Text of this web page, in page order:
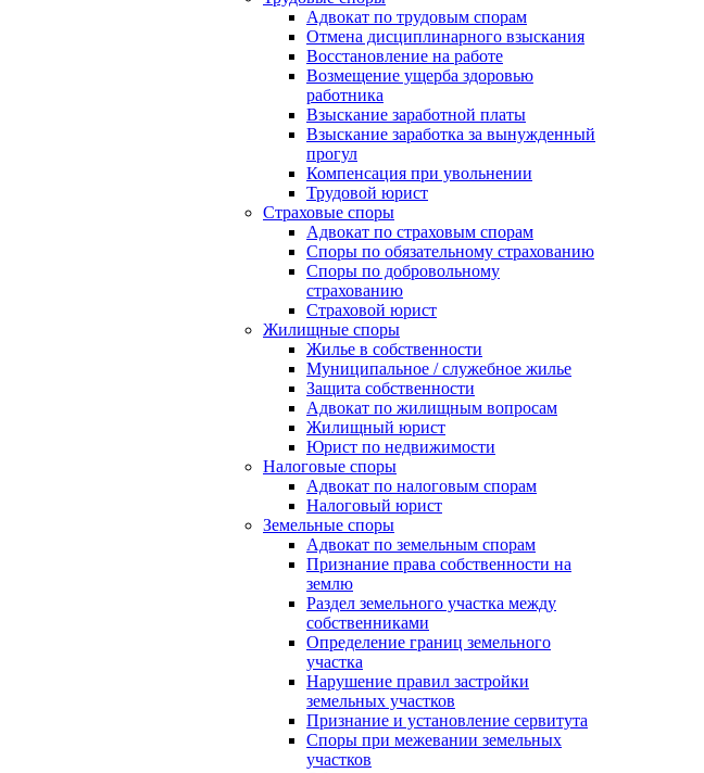
Адвокат по трудовым спорам
Отмена дисциплинарного взыскания
Восстановление на работе
Возмещение ущерба здоровью
работника
Взыскание заработной платы
Взыскание заработка за вынужденный
прогул
Компенсация при увольнении
Трудовой юрист
Страховые споры
Адвокат по страховым спорам
Споры по обязательному страхованию
Споры по добровольному
страхованию
Страховой юрист
Жилищные споры
Жилье в собственности
Муниципальное / служебное жилье
Защита собственности
Адвокат по жилищным вопросам
Жилищный юрист
Юрист по недвижимости
Налоговые споры
Адвокат по налоговым спорам
Налоговый юрист
Земельные споры
Адвокат по земельным спорам
Признание права собственности на
землю
Раздел земельного участка между
собственниками
Определение границ земельного
участка
Нарушение правил застройки
земельных участков
Признание и установление сервитута
Споры при межевании земельных
участков